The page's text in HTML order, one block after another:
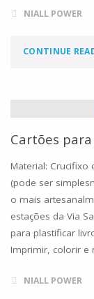
NIALL POWER
CONTINUE
Cartões para
Material: Crucifixo
(pode ser
o mais
estações da Via
para plastificar
Imprimir, colorir e
NIALL POWER